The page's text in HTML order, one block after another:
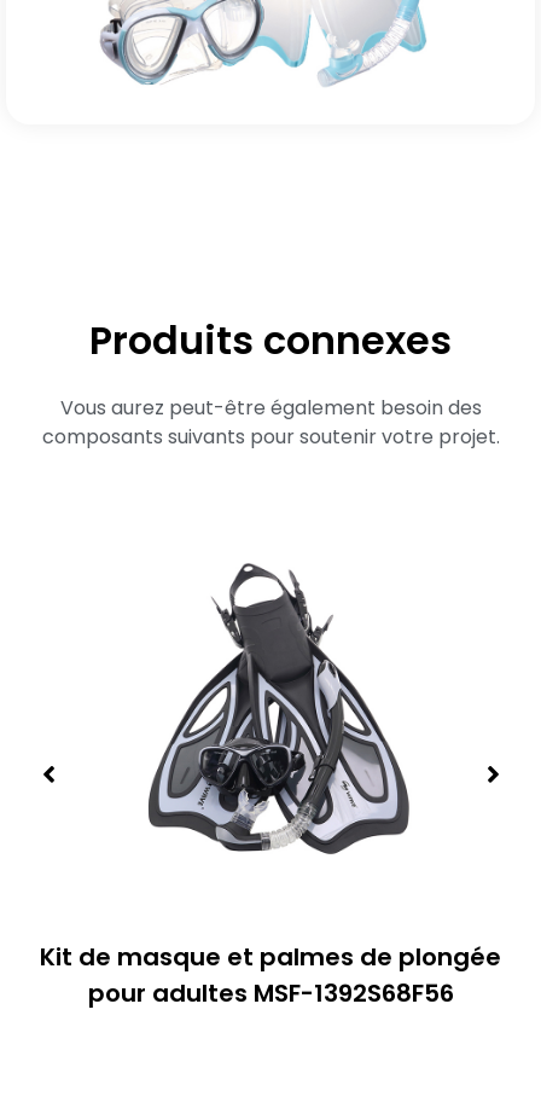
Produits connexes
Vous aurez peut-être également besoin des
composants suivants pour soutenir votre projet.
Kit de masque et palmes de plongée
pour adultes MSF-1392S68F56